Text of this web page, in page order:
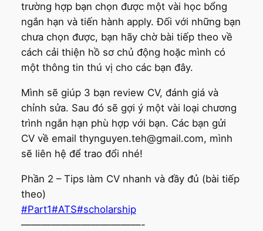
trường hợp bạn chọn được một vài học bổng
ngắn hạn và tiến hành apply. Đối với những bạn
chưa chọn được, bạn hãy chờ bài tiếp theo về
cách cải thiện hồ sơ chủ động hoặc mình có
một thông tin thú vị cho các bạn đây.
Mình sẽ giúp 3 bạn review CV, đánh giá và
chỉnh sửa. Sau đó sẽ gợi ý một vài loại chương
trình ngắn hạn phù hợp với bạn. Các bạn gửi
CV về email thynguyen.teh@gmail.com, mình
sẽ liên hệ để trao đổi nhé!
Phần 2 – Tips làm CV nhanh và đầy đủ (bài tiếp
theo)
#Part1#ATS#scholarship
————————————-